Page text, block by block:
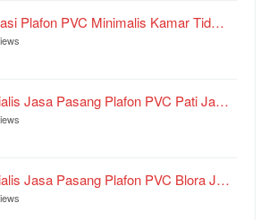
Plafon PVC Minimalis Kamar Tid…
Jasa Pasang Plafon PVC Pati Ja…
Jasa Pasang Plafon PVC Blora J…